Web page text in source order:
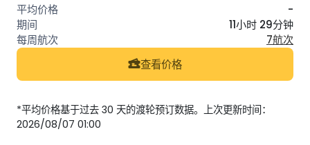
-
11小时 29分钟
7航次
查看价格
*平均价格基于过去 30 天的渡轮预订数据。上次更新时间：
2026/08/07 01:00